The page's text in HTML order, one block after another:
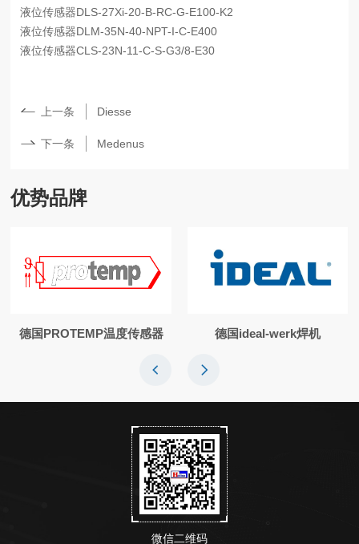
液位传感器DLS-27Xi-20-B-RC-G-E100-K2
液位传感器DLM-35N-40-NPT-I-C-E400
液位传感器CLS-23N-11-C-S-G3/8-E30
上一条 Diesse
下一条 Medenus
优势品牌
德国PROTEMP温度传感器 德国ideal-werk焊机
微信二维码